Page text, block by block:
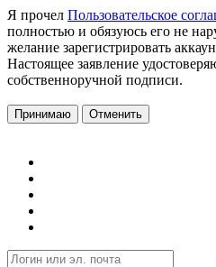
Я прочел Пользовательское
полностью и обязуюсь его не
желание зарегистрировать
Настоящее заявление
собственноручной подписи.
Принимаю Отменить